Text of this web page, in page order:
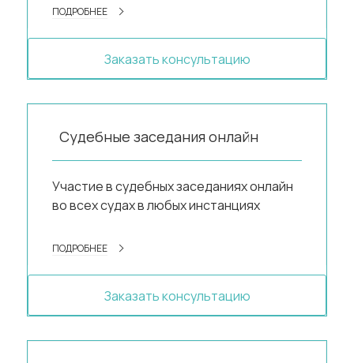
ПОДРОБНЕЕ
Заказать консультацию
Судебные заседания онлайн
Участие в судебных заседаниях онлайн
во всех судах в любых инстанциях
ПОДРОБНЕЕ
Заказать консультацию